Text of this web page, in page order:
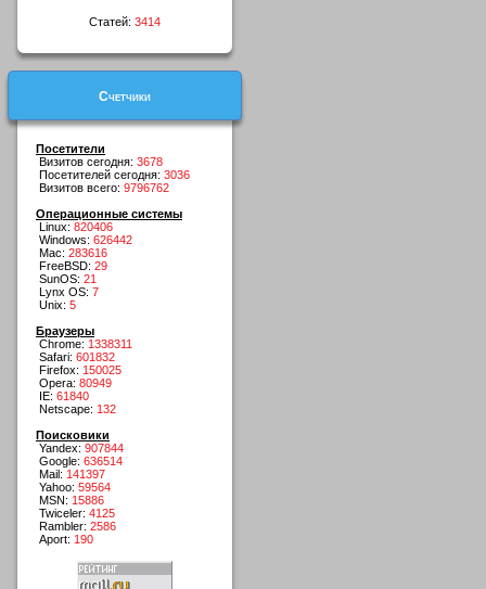
Статей: 3414
Счетчики
Посетители
Визитов сегодня: 3678
Посетителей сегодня: 3036
Визитов всего: 9796762
Операционные системы
Linux: 820406
Windows: 626442
Mac: 283616
FreeBSD: 29
SunOS: 21
Lynx OS: 7
Unix: 5
Браузеры
Chrome: 1338311
Safari: 601832
Firefox: 150025
Opera: 80949
IE: 61840
Netscape: 132
Поисковики
Yandex: 907844
Google: 636514
Mail: 141397
Yahoo: 59564
MSN: 15886
Twiceler: 4125
Rambler: 2586
Aport: 190